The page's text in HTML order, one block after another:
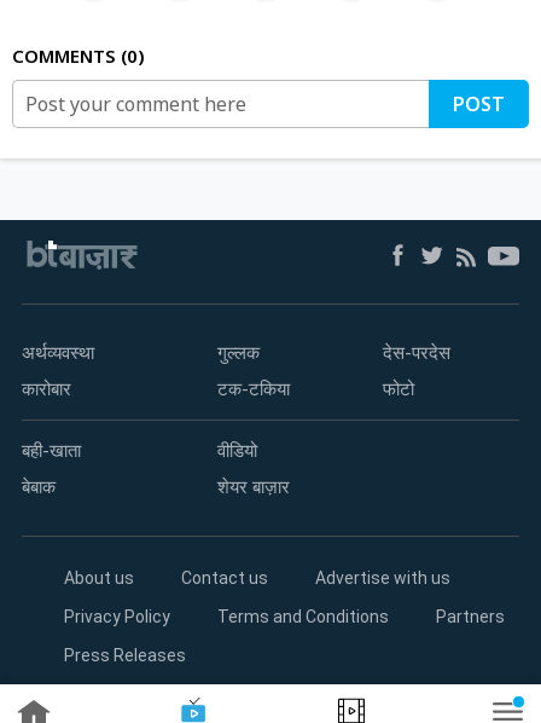
COMMENTS 0
POST
अर्थव्यवस्था
कारोबार
गुल्लक
टक-टकिया
देस-परदेस
फोटो
बही-खाता
बेबाक
वीडियो
शेयर बाज़ार
About us Contact us
Advertise with us
Privacy Policy
Terms and Conditions
Partners
Press Releases
Copyright©2026 Living Media India Limited. For reprint rights: